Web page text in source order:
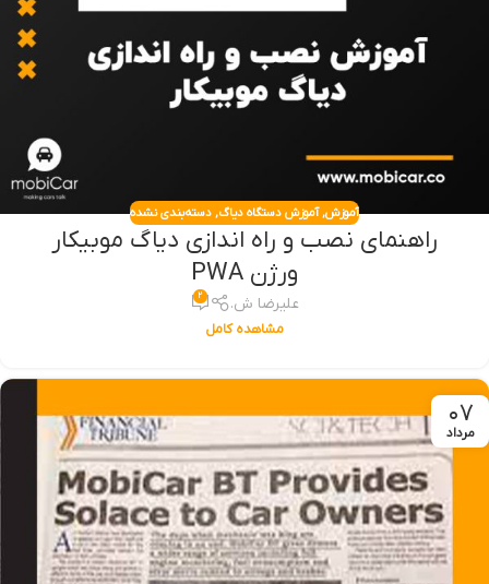
آموزش,آموزش دستگاه دیاگ, دسته‌بندی نشده
راهنمای نصب و راه اندازی دیاگ موبیکار
ورژن PWA
علیرضا ش. ۲
مشاهده کامل
۰۷
مرداد